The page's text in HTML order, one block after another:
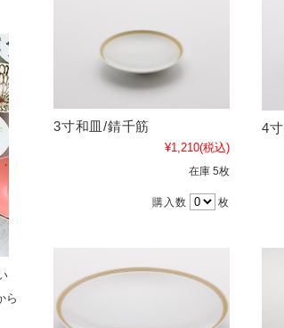
3寸和皿/錆千筋
¥1,210(税込)
在庫 5枚
購入数 枚
4
ら